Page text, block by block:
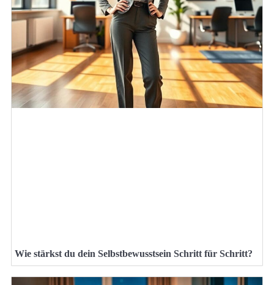
Wie stärkst du dein Selbstbewusstsein Schritt für Schritt?